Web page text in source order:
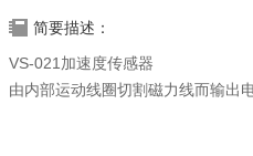
简要描述：
VS-021加速度传感器
由内部运动线圈切割磁力线而输出